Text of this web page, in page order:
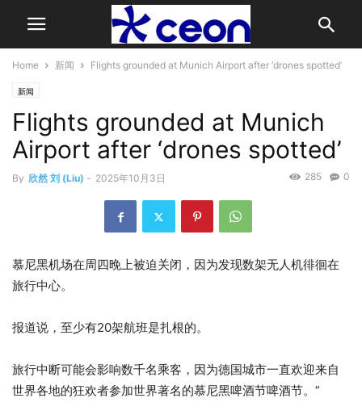
Home 新闻 Flights grounded at Munich Airport after ‘drones spotted’
新闻
Flights grounded at Munich
Airport after ‘drones spotted’
By 欣然 刘 (Liu) - 2025年10月3日 0
285
慕尼黑机场在周四晚上被迫关闭，因为发现数架无人机徘徊在
旅行中心。
报道说，至少有20架航班是扎根的。
旅行中断可能会影响数千名乘客，因为德国城市一直欢迎来自
世界各地的狂欢者参加世界著名的慕尼黑啤酒节啤酒节。”